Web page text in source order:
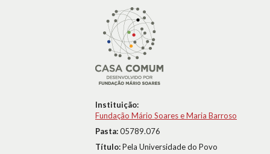
Instituição:
Fundação Mário Soares e Maria Barroso
Pasta:05789.076
Título:Pela Universidade do Povo